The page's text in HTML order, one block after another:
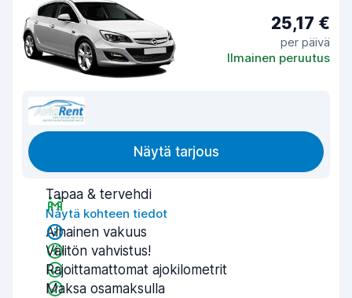
25,17 €
per päivä
Ilmainen peruutus
Näytä tarjous
Tapaa & tervehdi
Näytä kohteen tiedot
Alhainen vakuus
Välitön vahvistus!
Rajoittamattomat ajokilometrit
Maksa osamaksulla